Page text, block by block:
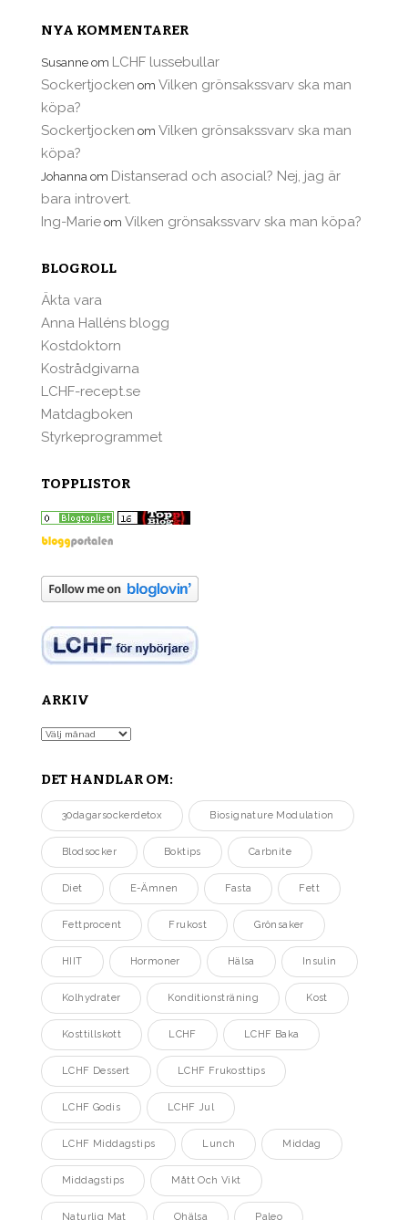
NYA KOMMENTARER
Susanne om LCHF lussebullar
Sockertjocken om Vilken grönsakssvarv ska man
köpa?
Sockertjocken om Vilken grönsakssvarv ska man
köpa?
Johanna om Distanserad och asocial? Nej, jag är
bara introvert.
Ing-Marie om Vilken grönsakssvarv ska man köpa?
BLOGROLL
Äkta vara
Anna Halléns blogg
Kostdoktorn
Kostrådgivarna
LCHF-recept.se
Matdagboken
Styrkeprogrammet
TOPPLISTOR
ARKIV
Arkiv
DET HANDLAR OM:
30dagarsockerdetox Biosignature Modulation
Blodsocker Boktips Carbnite
Diet E-Ämnen Fasta Fett
Fettprocent Frukost Grönsaker
HIIT Hormoner Hälsa Insulin
Kolhydrater Konditionsträning Kost
Kosttillskott LCHF LCHF Baka
LCHF Dessert LCHF Frukosttips
LCHF Godis LCHF Jul
LCHF Middagstips Lunch Middag
Middagstips Mått Och Vikt
Naturlig Mat Ohälsa Paleo